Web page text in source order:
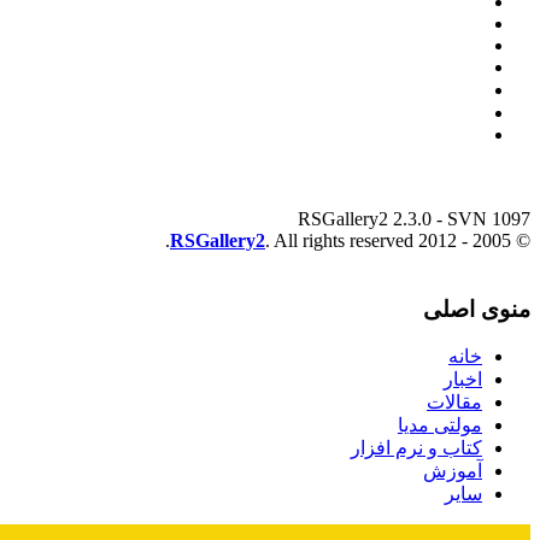
RSGallery2 2.3.0 - SVN 1097
© 2005 - 2012
RSGallery2. All rights reserved.
منوی اصلی
خانه
اخبار
مقالات
مولتی مدیا
کتاب و نرم افزار
آموزش
سایر